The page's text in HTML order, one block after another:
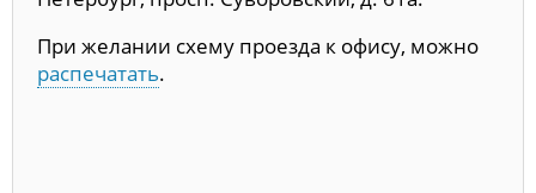
При желании схему проезда к офису, можно
распечатать.